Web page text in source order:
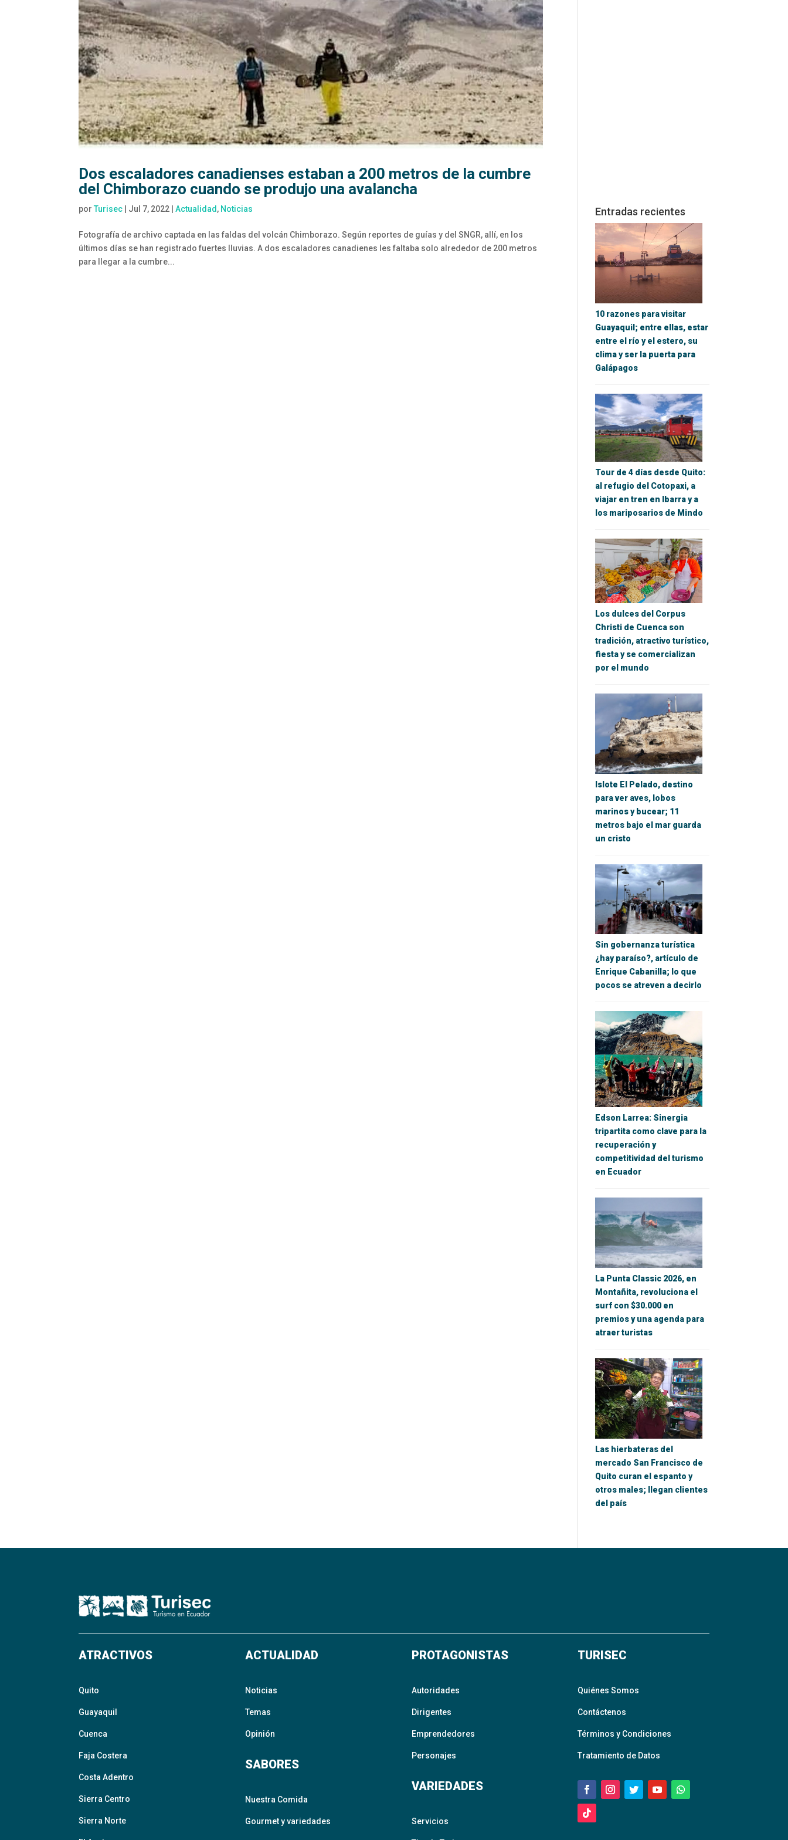
Dos escaladores canadienses estaban a 200 metros de la cumbre
del Chimborazo cuando se produjo una avalancha
porTurisec Jul 7, 2022 |Actualidad , Noticias
Fotografía de archivo captada en las faldas del volcán Chimborazo. Según reportes de guías y del SNGR, allí, en los
últimos días se han registrado fuertes lluvias. A dos escaladores canadienes les faltaba solo alrededor de 200 metros
para llegar a la cumbre...
Entradas recientes
10 razones para visitar
Guayaquil; entre ellas, estar
entre el río y el estero, su
clima y ser la puerta para
Galápagos
Tour de 4 días desde Quito:
al refugio del Cotopaxi, a
viajar en tren en Ibarra y a
los mariposarios de Mindo
Los dulces del Corpus
Christi de Cuenca son
tradición, atractivo turístico,
fiesta y se comercializan
por el mundo
Islote El Pelado, destino
para ver aves, lobos
marinos y bucear; 11
metros bajo el mar guarda
un cristo
Sin gobernanza turística
¿hay paraíso?, artículo de
Enrique Cabanilla; lo que
pocos se atreven a decirlo
Edson Larrea: Sinergia
tripartita como clave para la
recuperación y
competitividad del turismo
en Ecuador
La Punta Classic 2026, en
Montañita, revoluciona el
surf con $30.000 en
premios y una agenda para
atraer turistas
Las hierbateras del
mercado San Francisco de
Quito curan el espanto y
otros males; llegan clientes
del país
ATRACTIVOS
Quito
Guayaquil
Cuenca
Faja Costera
Costa Adentro
Sierra Centro
Sierra Norte
ACTUALIDAD
Noticias
Temas
Opinión
SABORES
Nuestra Comida
Gourmet y variedades
PROTAGONISTAS
Autoridades
Dirigentes
Emprendedores
Personajes
VARIEDADES
Servicios
TURISEC
Quiénes Somos
Contáctenos
Términos y Condiciones
Tratamiento de Datos